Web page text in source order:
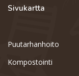
Sivukartta
Puutarhanhoito
Kompostointi